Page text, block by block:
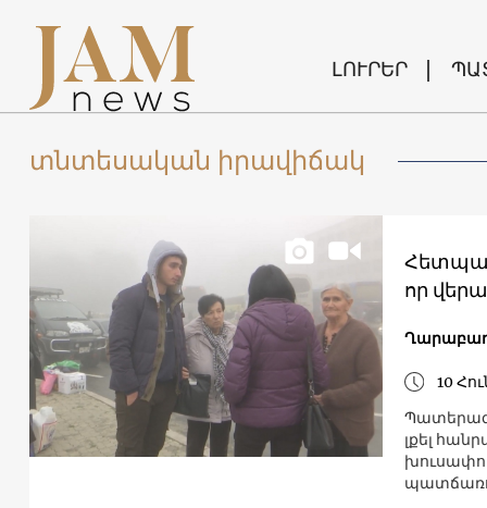
ԼՈՒՐԵՐ
տնտեսական իրավիճակ
որ
10
լքել